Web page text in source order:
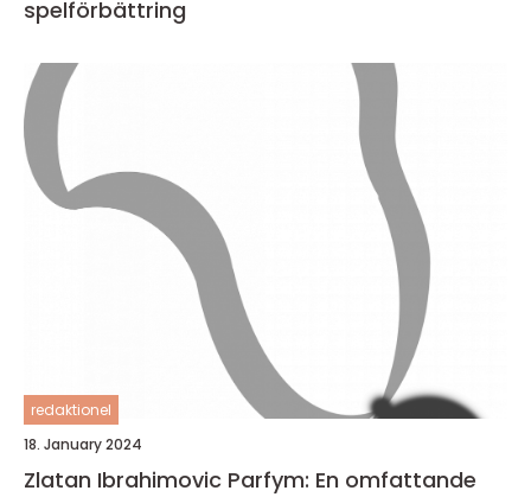
spelförbättring
redaktionel
18. January 2024
Zlatan Ibrahimovic Parfym: En omfattande